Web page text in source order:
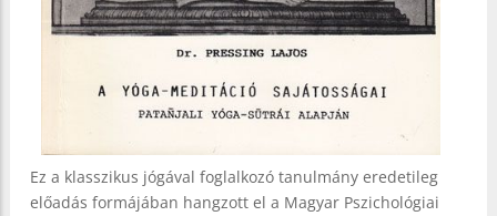
Ez a klasszikus jógával foglalkozó tanulmány eredetileg
előadás formájában hangzott el a Magyar Pszichológiai